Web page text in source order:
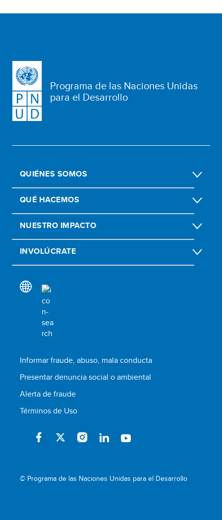
Programa de las Naciones Unidas
para el Desarrollo
QUIÉNES SOMOS
QUÉ HACEMOS
NUESTRO IMPACTO
INVOLÚCRATE
Informar fraude, abuso, mala conducta
Presentar denuncia social o ambiental
Alerta de fraude
Términos de Uso
© Programa de las Naciones Unidas para el Desarrollo